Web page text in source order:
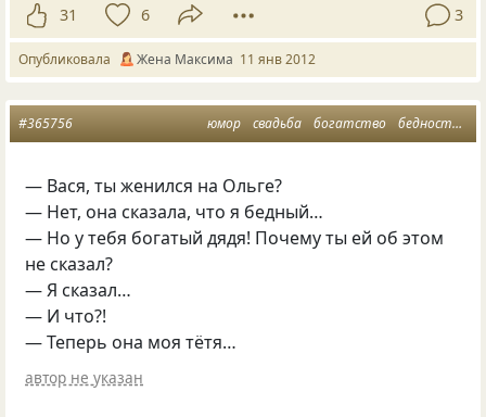
31 6 3
Опубликовала Жена Максима 11 янв 2012
юмор свадьба богатство бедность
#365756
— Вася, ты женился на Ольге?
— Нет, она сказала, что я бедный…
— Но у тебя богатый дядя! Почему ты ей об этом
не сказал?
— Я сказал…
— И что?!
— Теперь она моя тётя…
автор не указан